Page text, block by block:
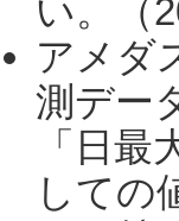
い。（
アメダ
測デー
「日
しての